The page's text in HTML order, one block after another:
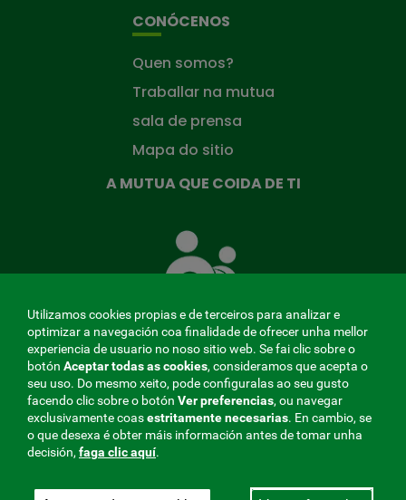
CONÓCENOS
Quen somos?
Traballar na mutua
sala de prensa
Mapa do sitio
A MUTUA QUE COIDA DE TI
Mutua
que
MENÚ
REDES
SOCIALES
Aviso legal|Privacidade
Utilizamos cookies propias e de terceiros para analizar e
optimizar a navegación coa finalidade de ofrecer unha mellor
experiencia de usuario no noso sitio web. Se fai clic sobre o
botón Aceptar todas as cookies, consideramos que acepta o
seu uso. Do mesmo xeito, pode configuralas ao seu gusto
facendo clic sobre o botón Ver preferencias, ou navegar
exclusivamente coasestritamentenecesarias. En cambio, se
o que desexa é obter máis información antes de tomar unha
decisión, faga clic aquí.